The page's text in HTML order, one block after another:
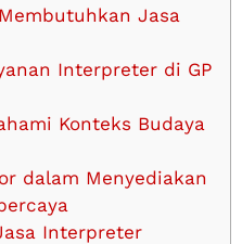
Jasa
Interpreter di GP
Konteks Budaya
dalam Menyediakan
Interpreter